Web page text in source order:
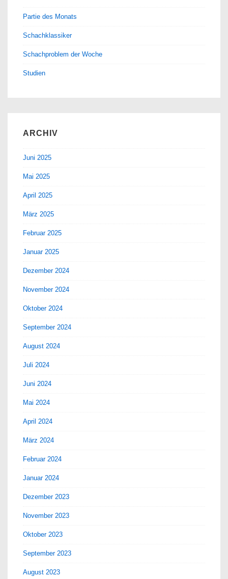
Partie des Monats
Schachklassiker
Schachproblem der Woche
Studien
ARCHIV
Juni 2025
Mai 2025
April 2025
März 2025
Februar 2025
Januar 2025
Dezember 2024
November 2024
Oktober 2024
September 2024
August 2024
Juli 2024
Juni 2024
Mai 2024
April 2024
März 2024
Februar 2024
Januar 2024
Dezember 2023
November 2023
Oktober 2023
September 2023
August 2023